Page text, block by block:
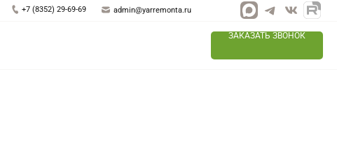
+7 (8352) 29-69-69 admin@yarremonta.ru
ЗАКАЗАТЬ ЗВОНОК